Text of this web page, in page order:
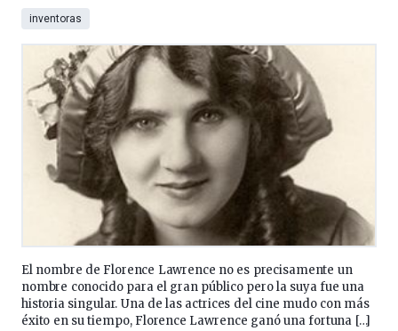
inventoras
El nombre de Florence Lawrence no es precisamente un
nombre conocido para el gran público pero la suya fue una
historia singular. Una de las actrices del cine mudo con más
éxito en su tiempo, Florence Lawrence ganó una fortuna […]